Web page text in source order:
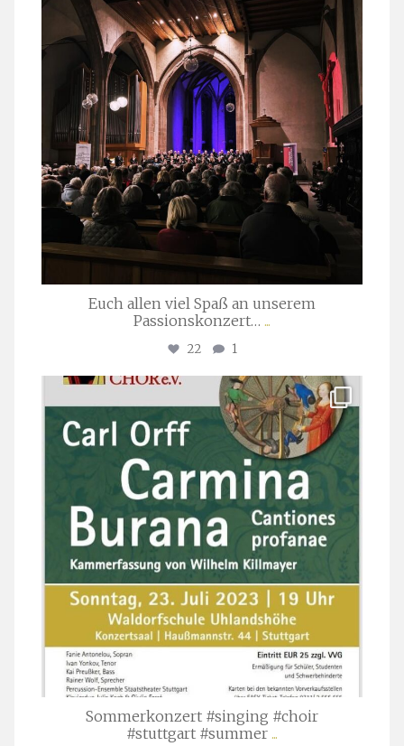
Euch allen viel Spaß an unserem
Passionskonzert… ...
22 1
stuttgarter_oratorienchor
Juli 22
Sommerkonzert #singing #choir
#stuttgart #summer ...